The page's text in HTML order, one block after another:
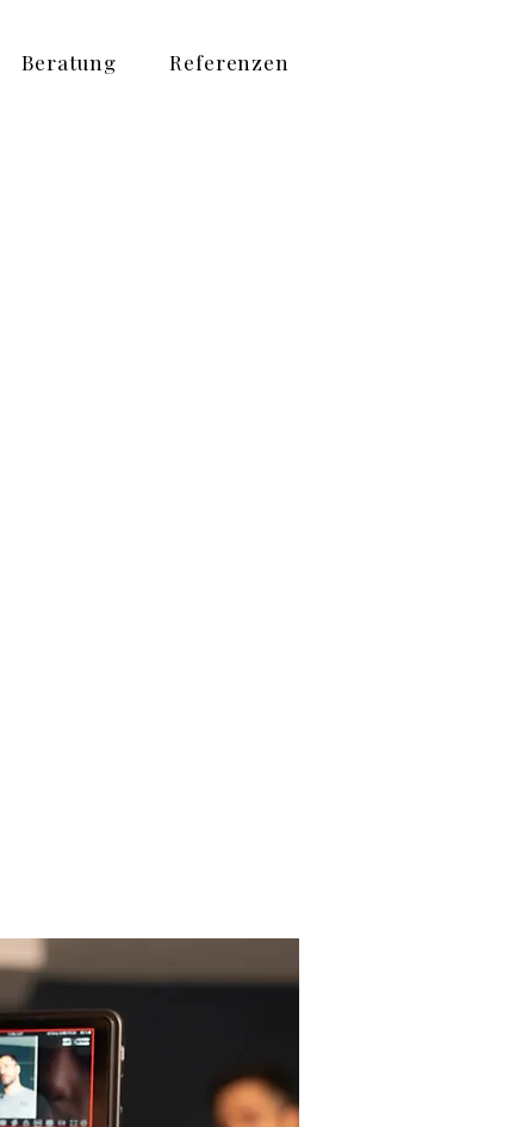
Beratung Referenzen